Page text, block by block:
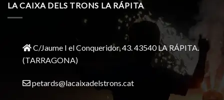
LA CAIXA DELS TRONS LA RÁPITA
C/Jaume I el Conqueridor, 43. 43540 LA RÁPITA.
(TARRAGONA)
petards@lacaixadelstrons.cat